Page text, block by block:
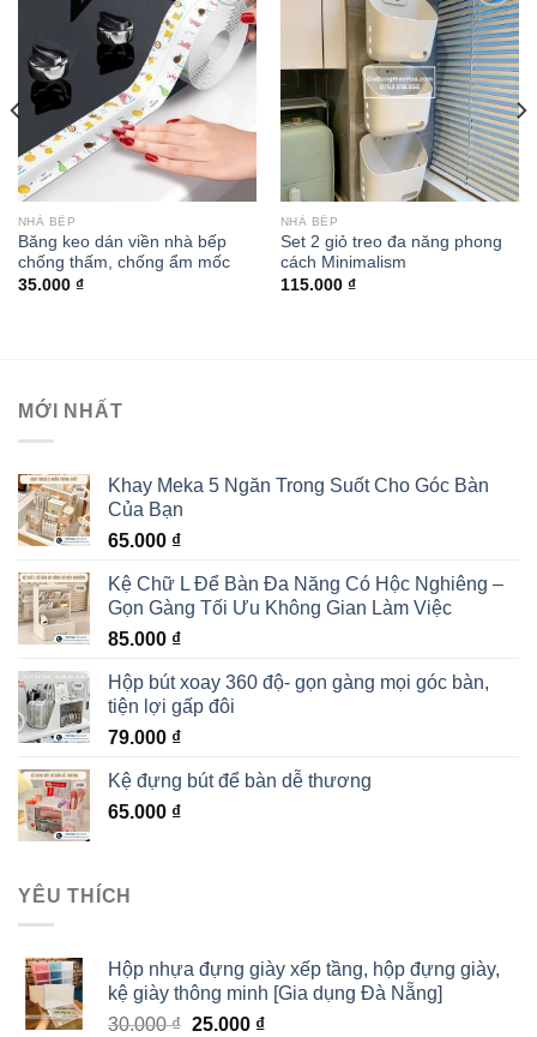
Add to
wishlist
NHÀ BẾP
Băng keo dán viền nhà bếp
chống thấm, chống ẩm mốc
35.000 ₫
Add to
wishlist
NHÀ BẾP
Set 2 giỏ treo đa năng phong
cách Minimalism
115.000 ₫
MỚI NHẤT
Khay Meka 5 Ngăn Trong Suốt Cho Góc Bàn
Của Bạn
65.000 ₫
Kệ Chữ L Để Bàn Đa Năng Có Hộc Nghiêng –
Gọn Gàng Tối Ưu Không Gian Làm Việc
85.000 ₫
Hộp bút xoay 360 độ- gọn gàng mọi góc bàn,
tiện lợi gấp đôi
79.000 ₫
Kệ đựng bút để bàn dễ thương
65.000 ₫
YÊU THÍCH
Hộp nhựa đựng giày xếp tầng, hộp đựng giày,
kệ giày thông minh [Gia dụng Đà Nẵng]
30.000₫ 25.000 ₫